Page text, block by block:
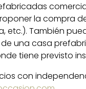
la compra
etc.). También
una casa
tiene previsto
con